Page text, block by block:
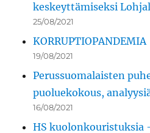
keskeyttämiseksi
25/08/2021
KORRUPTIOPANDEMIA
19/08/2021
Perussuomalaisten
puoluekokous,
16/08/2021
HS kuolonkouristuksia